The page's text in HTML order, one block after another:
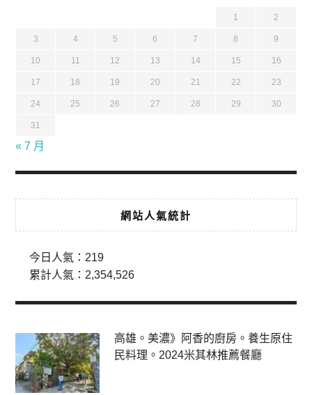
1 2
3 4 5 6 7 8 9
10 11 12 13 14 15 16
17 18 19 20 21 22 23
24 25 26 27 28 29 30
31
« 7 月
網站人氣統計
今日人氣： 219
累計人氣： 2,354,526
高雄。美濃》阿香的廚房。養生原住
民料理。2024米其林推薦餐廳